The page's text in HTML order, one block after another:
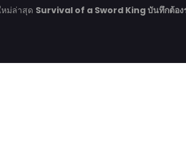
ม่ล่าสุด Survival of a Sword King บันทึกต้อง